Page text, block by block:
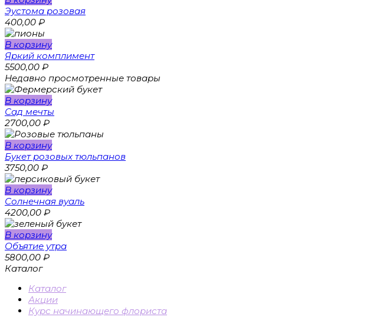
Эустома розовая
400,00 ₽
В корзину
Яркий комплимент
5500,00 ₽
Недавно просмотренные товары
В корзину
Сад мечты
2700,00 ₽
В корзину
Букет розовых тюльпанов
3750,00 ₽
В корзину
Солнечная вуаль
4200,00 ₽
В корзину
Объятие утра
5800,00 ₽
Каталог
Каталог
Акции
Курс начинающего флориста